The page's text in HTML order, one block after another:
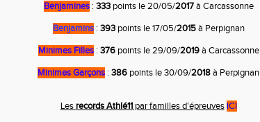
Benjamines: 333points le 20/05/2017à Carcassonne
Benjamins: 393points le 17/05/2015à Perpignan
Minimes Filles: 376points le 29/09/2019à Carcassonne
Minimes Garçons : 386 points le 30/09/2018à Perpignan
Les records Athlé11par familles d'épreuves ICI